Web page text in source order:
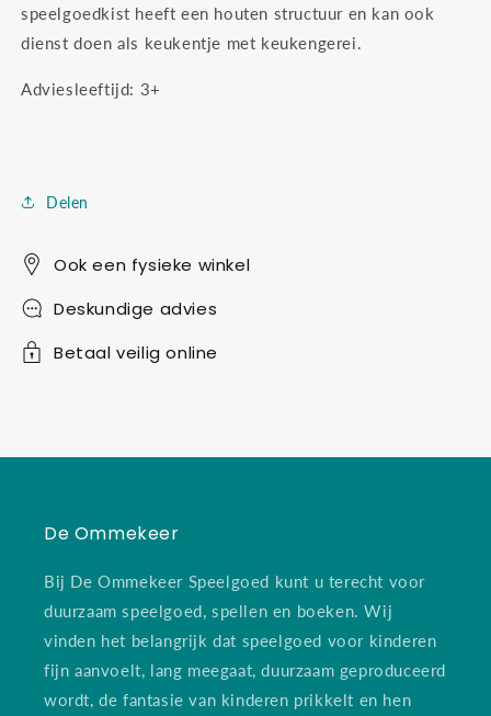
speelgoedkist heeft een houten structuur en kan ook
dienst doen als keukentje met keukengerei.
Adviesleeftijd: 3+
Delen
Ook een fysieke winkel
Deskundige advies
Betaal veilig online
De Ommekeer
Bij De Ommekeer Speelgoed kunt u terecht voor
duurzaam speelgoed, spellen en boeken. Wij
vinden het belangrijk dat speelgoed voor kinderen
fijn aanvoelt, lang meegaat, duurzaam geproduceerd
wordt, de fantasie van kinderen prikkelt en hen